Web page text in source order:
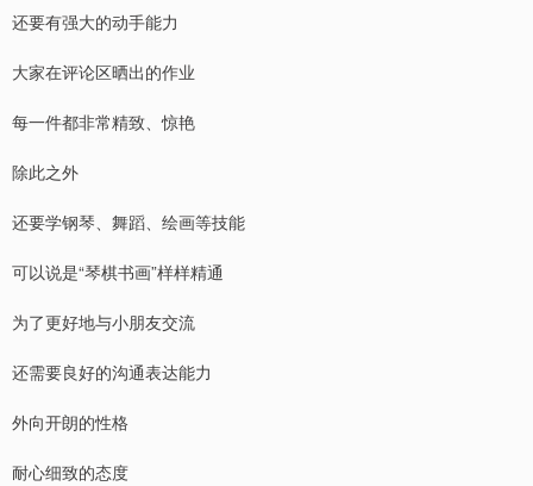
还要有强大的动手能力
大家在评论区晒出的作业
每一件都非常精致、惊艳
除此之外
还要学钢琴、舞蹈、绘画等技能
可以说是“琴棋书画”样样精通
为了更好地与小朋友交流
还需要良好的沟通表达能力
外向开朗的性格
耐心细致的态度